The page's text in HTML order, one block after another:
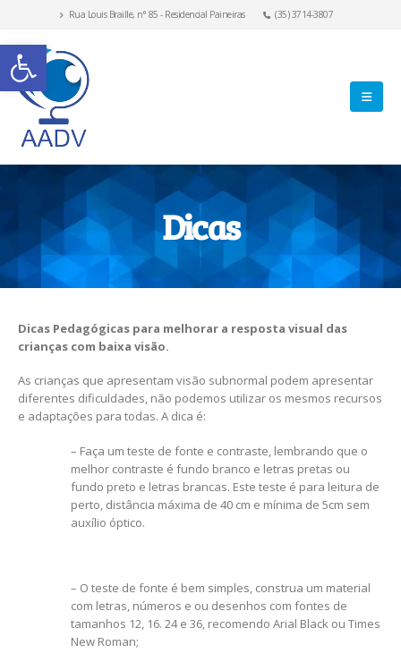
Abrir a barra de ferramentas
Rua Louis Braille, n° 85 - Residencial Paineiras (35) 3714-3807
Dicas
Dicas Pedagógicas para melhorar a resposta visual das
crianças com baixa visão.
As crianças que apresentam visão subnormal podem apresentar
diferentes dificuldades, não podemos utilizar os mesmos recursos
e adaptações para todas. A dica é:
– Faça um teste de fonte e contraste, lembrando que o
melhor contraste é fundo branco e letras pretas ou
fundo preto e letras brancas. Este teste é para leitura de
perto, distância máxima de 40 cm e mínima de 5cm sem
auxílio óptico.
– O teste de fonte é bem simples, construa um material
com letras, números e ou desenhos com fontes de
tamanhos 12, 16. 24 e 36, recomendo Arial Black ou Times
New Roman;